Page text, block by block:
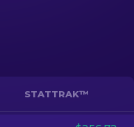
STATTRAK™